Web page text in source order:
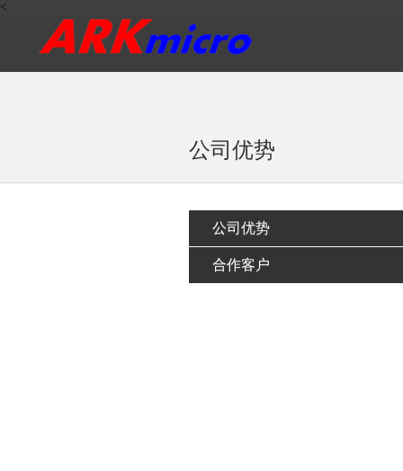
<
公司优势
公司优势
合作客户